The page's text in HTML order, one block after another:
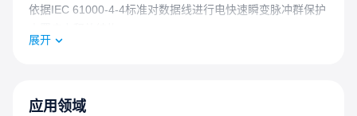
依据IEC 61000-4-4标准对数据线进行电快速瞬变脉冲群保护
玻璃钝化芯片结
快速响应时间：从0V到最小击穿电压V_BR通常小于1.0ps
展开
应用领域